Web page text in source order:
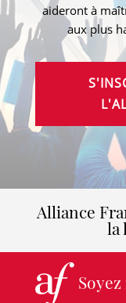
aideront à
aux plus
Alliance
la